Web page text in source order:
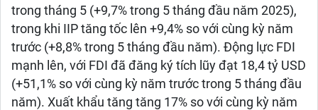
trong tháng 5 (+9,7% trong 5 tháng đầu năm 2025),
trong khi IIP tăng tốc lên +9,4% so với cùng kỳ năm
trước (+8,8% trong 5 tháng đầu năm). Động lực FDI
mạnh lên, với FDI đã đăng ký tích lũy đạt 18,4 tỷ USD
(+51,1% so với cùng kỳ năm trước trong 5 tháng đầu
năm). Xuất khẩu tăng tăng 17% so với cùng kỳ năm